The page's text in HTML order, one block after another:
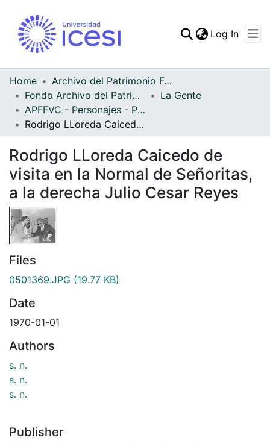
Statistics
Log In
Home
Archivo del Patrimonio Fotográfico y Fílmico del Valle del Cauca
Fondo Archivo del Patrimonio Fotográfico y Fílmico del Valle del Cauca
La Gente
APFFVC - Personajes - Patrimonial
Rodrigo LLoreda Caicedo de visita en la Normal de Señoritas, a la derecha Julio Cesar Reyes
Rodrigo LLoreda Caicedo de
visita en la Normal de Señoritas,
a la derecha Julio Cesar Reyes
Files
0501369.JPG (19.77 KB)
Date
1970-01-01
Authors
s. n.
s. n.
s. n.
Publisher